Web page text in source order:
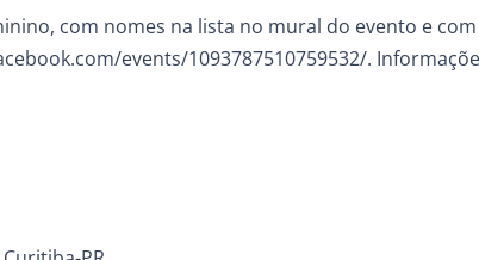
com nomes na lista no mural do evento e
events/1093787510759532/.